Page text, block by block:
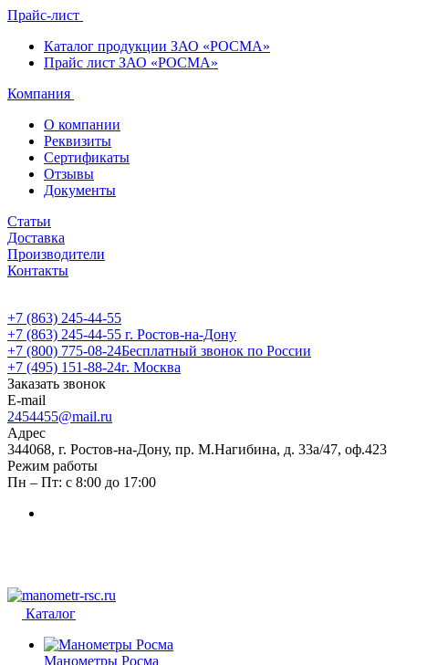
Прайс-лист
Каталог продукции ЗАО «РОСМА»
Прайс лист ЗАО «РОСМА»
Компания
О компании
Реквизиты
Сертификаты
Отзывы
Документы
Статьи
Доставка
Производители
Контакты
+7 (863) 245-44-55
+7 (863) 245-44-55 г. Ростов-на-Дону
+7 (800) 775-08-24Бесплатный звонок по России
+7 (495) 151-88-24г. Москва
Заказать звонок
E-mail
2454455@mail.ru
Адрес
344068, г. Ростов-на-Дону, пр. М.Нагибина, д. 33а/47, оф.423
Режим работы
Пн – Пт: с 8:00 до 17:00
Каталог
Манометры Росма